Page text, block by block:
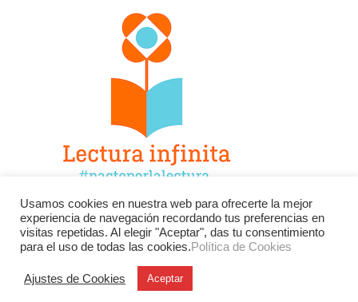
Facebook Twitter
Instagram
YouTube
LinkedIn Contacto
Usamos cookies en nuestra web para ofrecerte la mejor
experiencia de navegación recordando tus preferencias en
visitas repetidas. Al elegir "Aceptar", das tu consentimiento
para el uso de todas las cookies.Política de Cookies
Ajustes de Cookies Aceptar